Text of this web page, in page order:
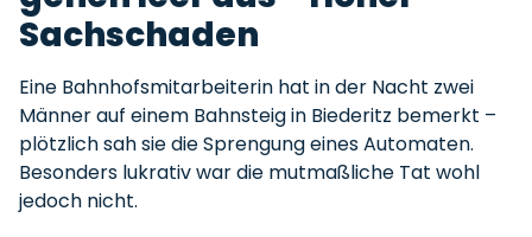
Sachschaden
Eine Bahnhofsmitarbeiterin hat in der Nacht zwei
Männer auf einem Bahnsteig in Biederitz bemerkt –
plötzlich sah sie die Sprengung eines Automaten.
Besonders lukrativ war die mutmaßliche Tat wohl
jedoch nicht.